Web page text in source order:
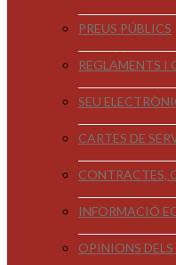
PREUS PÚBLICS
REGLAMENTS I
SEU
CARTES DE
CONTRACTES,
INFORMACIÓ
OPINIONS